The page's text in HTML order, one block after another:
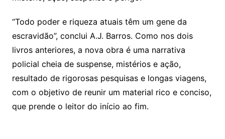
“Todo poder e riqueza atuais têm um gene da
escravidão”, conclui A.J. Barros. Como nos dois
livros anteriores, a nova obra é uma narrativa
policial cheia de suspense, mistérios e ação,
resultado de rigorosas pesquisas e longas viagens,
com o objetivo de reunir um material rico e conciso,
que prende o leitor do início ao fim.